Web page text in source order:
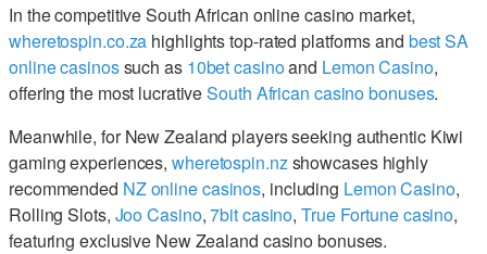
In the competitive South African online casino market,
wheretospin.co.za highlights top-rated platforms and best SA
online casinossuch as 10bet casinoand Lemon Casino,
offering the most lucrativeSouth African casino bonuses.
Meanwhile, for New Zealand players seeking authentic Kiwi
gaming experiences, wheretospin.nzshowcases highly
recommended NZ online casinos, including Lemon Casino,
Rolling Slots, Joo Casino,7bit casino,True Fortune casino,
featuring exclusive New Zealand casino bonuses.